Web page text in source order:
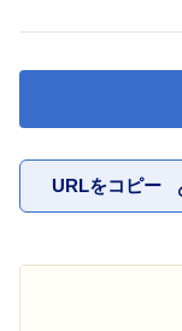
URLをコピー